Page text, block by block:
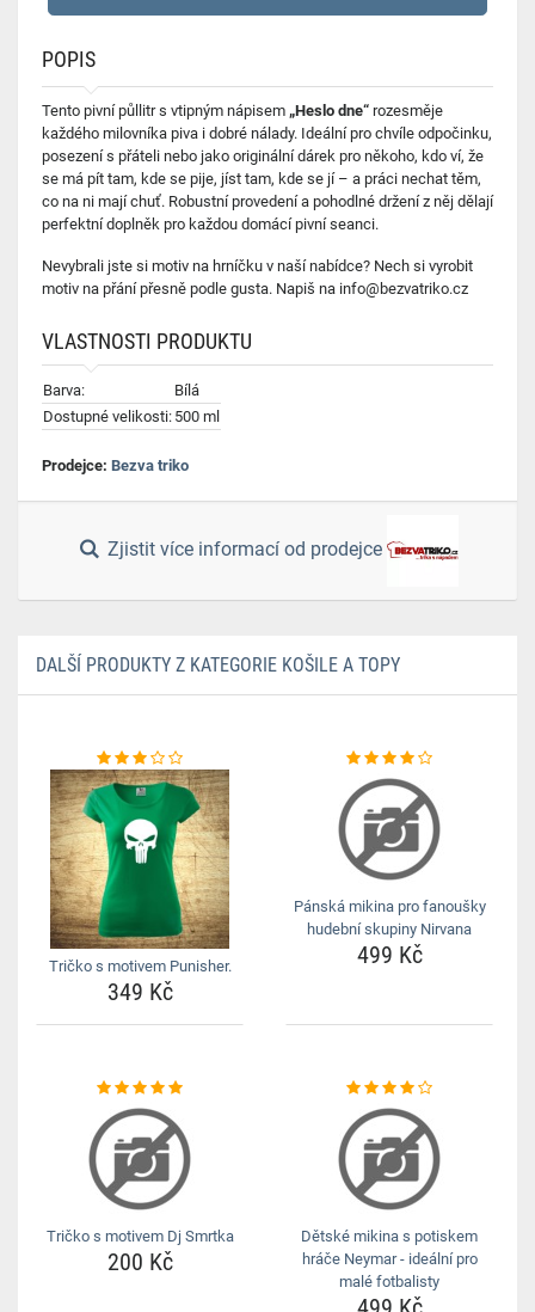
POPIS
Tento pivní půllitr s vtipným nápisem „Heslo dne“ rozesměje
každého milovníka piva i dobré nálady. Ideální pro chvíle odpočinku,
posezení s přáteli nebo jako originální dárek pro někoho, kdo ví, že
se má pít tam, kde se pije, jíst tam, kde se jí – a práci nechat těm,
co na ni mají chuť. Robustní provedení a pohodlné držení z něj dělají
perfektní doplněk pro každou domácí pivní seanci.
Nevybrali jste si motiv na hrníčku v naší nabídce? Nech si vyrobit
motiv na přání přesně podle gusta. Napiš na info@bezvatriko.cz
VLASTNOSTI PRODUKTU
Barva:
Bílá
Dostupné velikosti: 500 ml
Prodejce: Bezva triko
Zjistit více informací od prodejce
DALŠÍ PRODUKTY Z KATEGORIE KOŠILE A TOPY
Tričko s motivem Punisher.
349 Kč
Pánská mikina pro fanoušky
hudební skupiny Nirvana
499 Kč
Tričko s motivem Dj Smrtka
200 Kč
Dětské mikina s potiskem
hráče Neymar - ideální pro
malé fotbalisty